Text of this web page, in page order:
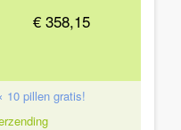
€ 358,15
10 pillen gratis!